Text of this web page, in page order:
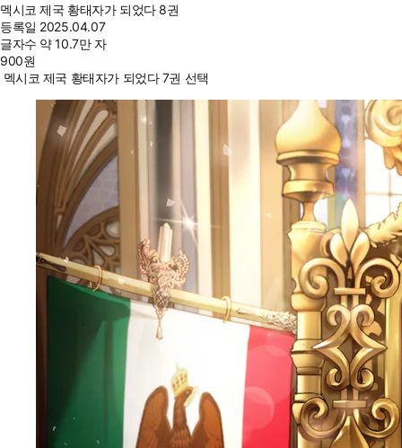
멕시코 제국 황태자가 되었다 8권
등록일 2025.04.07
글자수 약 10.7만 자
900원
멕시코 제국 황태자가 되었다 7권 선택